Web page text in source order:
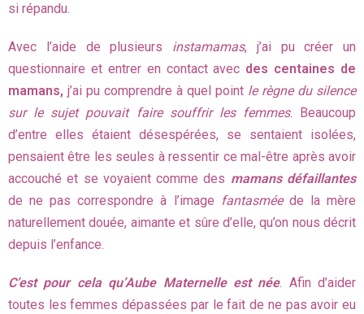
si répandu.
Avec l’aide de plusieurs instamamas, j’ai pu créer un
questionnaire et entrer en contact avec des centaines de
mamans, j’ai pu comprendre à quel point le règne du silence
sur le sujet pouvait faire souffrir les femmes. Beaucoup
d’entre elles étaient désespérées, se sentaient isolées,
pensaient être les seules à ressentir ce mal-être après avoir
accouché et se voyaient comme des mamans défaillantes
de ne pas correspondre à l’image fantasméede la mère
naturellement douée, aimante et sûre d’elle, qu’on nous décrit
depuis l’enfance.
C’est pour cela qu’Aube Maternelle est née. Afin d’aider
toutes les femmes dépassées par le fait de ne pas avoir eu